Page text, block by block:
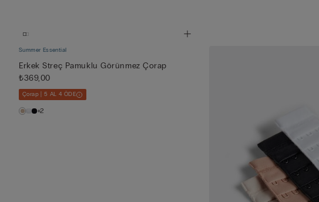
Summer Essential
Erkek Streç Pamuklu Görünmez Çorap
₺369,00
Çorap | 5 AL 4 ÖDE
+2